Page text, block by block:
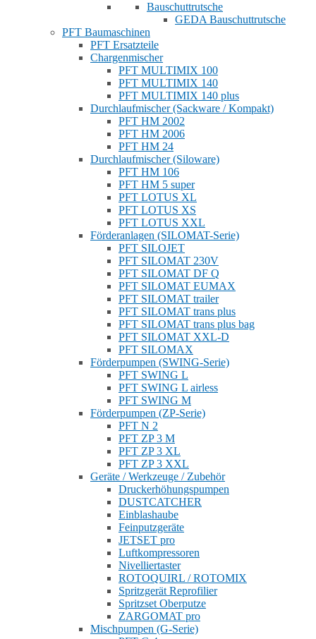
Bauschuttrutsche
GEDA Bauschuttrutsche
PFT Baumaschinen
PFT Ersatzteile
Chargenmischer
PFT MULTIMIX 100
PFT MULTIMIX 140
PFT MULTIMIX 140 plus
Durchlaufmischer (Sackware / Kompakt)
PFT HM 2002
PFT HM 2006
PFT HM 24
Durchlaufmischer (Siloware)
PFT HM 106
PFT HM 5 super
PFT LOTUS XL
PFT LOTUS XS
PFT LOTUS XXL
Förderanlagen (SILOMAT-Serie)
PFT SILOJET
PFT SILOMAT 230V
PFT SILOMAT DF Q
PFT SILOMAT EUMAX
PFT SILOMAT trailer
PFT SILOMAT trans plus
PFT SILOMAT trans plus bag
PFT SILOMAT XXL-D
PFT SILOMAX
Förderpumpen (SWING-Serie)
PFT SWING L
PFT SWING L airless
PFT SWING M
Förderpumpen (ZP-Serie)
PFT N 2
PFT ZP 3 M
PFT ZP 3 XL
PFT ZP 3 XXL
Geräte / Werkzeuge / Zubehör
Druckerhöhungspumpen
DUSTCATCHER
Einblashaube
Feinputzgeräte
JETSET pro
Luftkompressoren
Nivelliertaster
ROTOQUIRL / ROTOMIX
Spritzgerät Reprofilier
Spritzset Oberputze
ZARGOMAT pro
Mischpumpen (G-Serie)